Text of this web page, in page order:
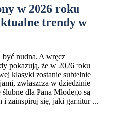
w 2026 roku
trendy w
być nudna. A wręcz
pokazują, że w 2026 roku
klasyki zostanie subtelnie
zwłaszcza w dziedzinie
dla Pana Młodego są
i zainspiruj się, jaki garnitur ...